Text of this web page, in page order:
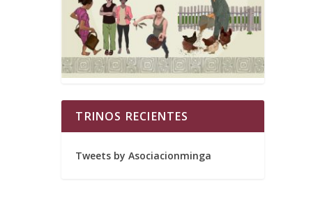
TRINOS RECIENTES
Tweets by Asociacionminga